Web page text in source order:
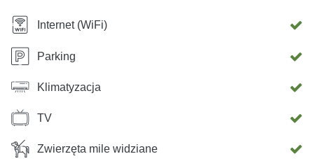
Internet (WiFi)
Parking
Klimatyzacja
TV
Zwierzęta mile widziane